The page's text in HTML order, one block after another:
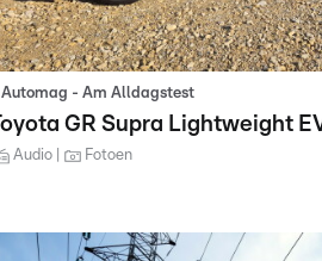
Automag - Am Alldagstest
GR Supra Lightweight
Audio Fotoen